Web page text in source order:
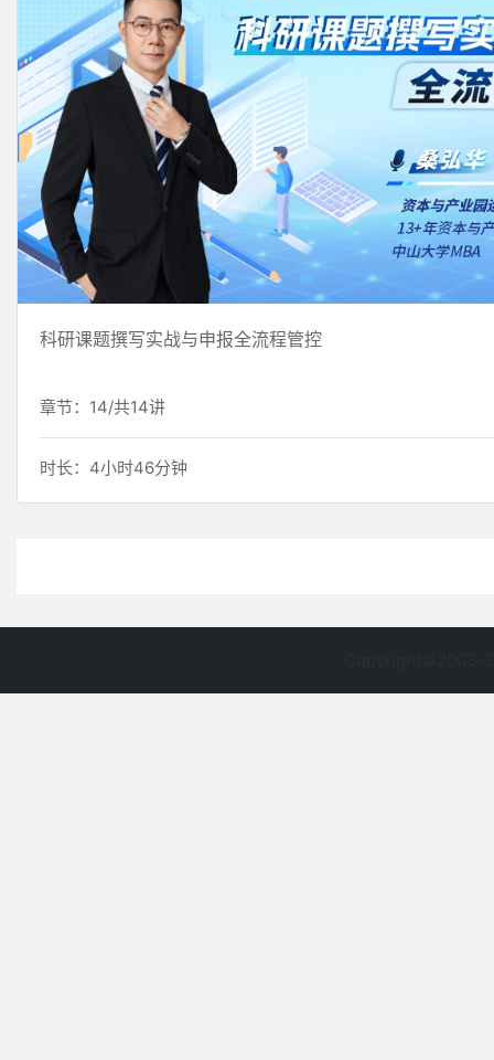
科研课题撰写实战与申报全流程管控
章节：14/共14讲
时长：4小时46分钟